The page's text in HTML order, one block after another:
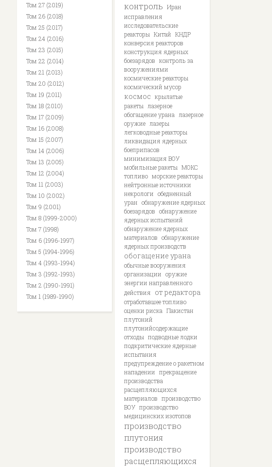
Том 27 (2019)
Том 26 (2018)
Том 25 (2017)
Том 24 (2016)
Том 23 (2015)
Том 22 (2014)
Том 21 (2013)
Том 20 (2012)
Том 19 (2011)
Том 18 (2010)
Том 17 (2009)
Том 16 (2008)
Том 15 (2007)
Том 14 (2006)
Том 13 (2005)
Том 12 (2004)
Том 11 (2003)
Том 10 (2002)
Том 9 (2001)
Том 8 (1999-2000)
Том 7 (1998)
Том 6 (1996-1997)
Том 5 (1994-1996)
Том 4 (1993-1994)
Том 3 (1992-1993)
Том 2 (1990-1991)
Том 1 (1989-1990)
контроль Иран
исправления
исследовательские
реакторы Китай КНДР
конверсия реакторов
конструкция ядерных
боезарядов контроль за
вооружениями
космические реакторы
космический мусор
космос крылатые
ракеты
лазерное
обогащение урана
лазерное
оружие лазеры
легководные реакторы
ликвидация ядерных
боеприпасов
минимизация ВОУ
мобильные ракеты МОКС
топливо морские реакторы
нейтронные источники
некрологи обедненный
уран обнаружение ядерных
боезарядов обнаружение
ядерных испытаний
обнаружение ядерных
материалов обнаружение
ядерных производств
обогащение урана
обычные вооружения
организации оружие
энергии направленного
действия
от редактора
отработавшее топливо
оценки риска Пакистан
плутоний
плутонийсодержащие
отходы подводные лодки
подкритические ядерные
испытания
предупреждение о ракетном
нападении прекращение
производства
расщепляющихся
материалов производство
ВОУ производство
медицинских изотопов
производство
плутония
производство
расщепляющихся